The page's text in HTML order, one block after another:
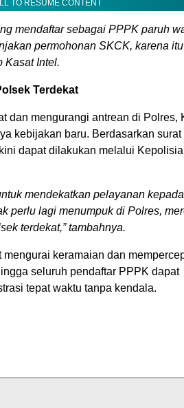
TO RESUME CONTENT
mendaftar sebagai PPPK paruh
permohonan SKCK, karena
Kasat Intel.
Terdekat
dan mengurangi antrean di Polres,
kebijakan baru. Berdasarkan surat
dapat dilakukan melalui
mendekatkan pelayanan kepada
perlu lagi menumpuk di Polres,
terdekat,”tambahnya.
keramaian dan
seluruh pendaftar PPPK dapat
tepat waktu tanpa kendala.